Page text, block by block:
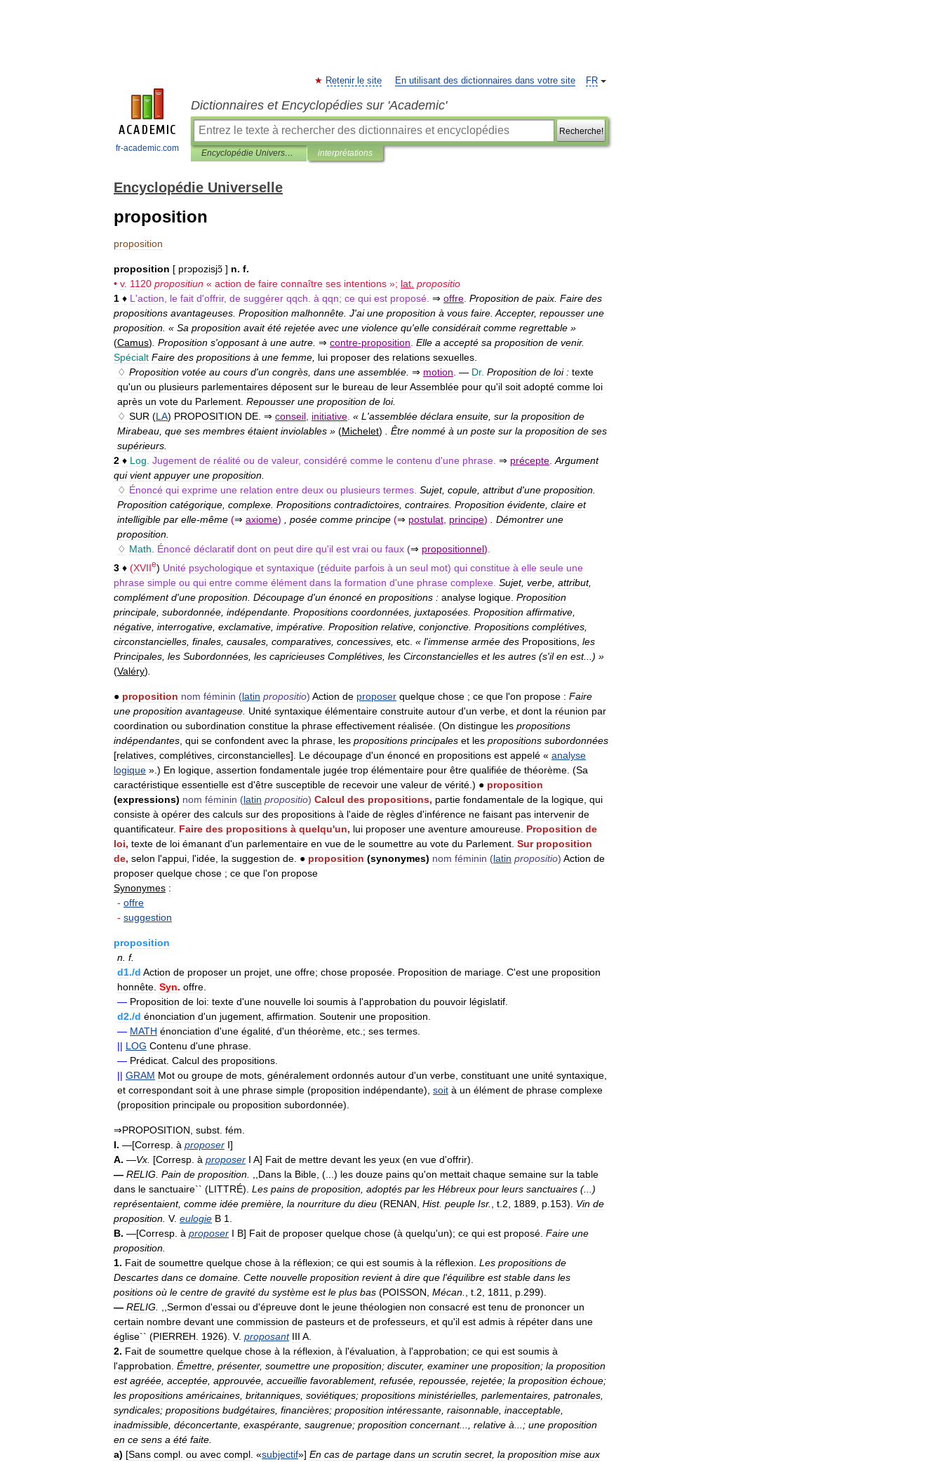
fr-academic.com
FR
Retenir le site En utilisant des dictionnaires dans votre site
Dictionnaires et Encyclopédies sur 'Academic'
Recherche!
Encyclopédie Universelle interprétations
Encyclopédie Universelle
proposition
proposition
proposition [ prɔpozisjɔ̃ ] n. f.
• v. 1120 propositiun « action de faire connaître ses intentions »; lat propositio
1 ♦ L 'action le fait d'offrir, de suggérer qqch à qqn; ce qui est proposé ⇒ offre Proposition de paix Faire des
propositions avantageuses Proposition malhonnête J'ai une proposition à vous faire Accepter, repousser une
proposition . « Sa proposition avait été rejetée avec une violence qu'elle considérait comme regrettable »
(Camus) Proposition s'opposant à une autre ⇒ contre-proposition Elle a accepté sa proposition de venir.
Spécialt Faire des propositions à une femme lui proposer des relations sexuelles
♢ Proposition votée au cours d'un congrès dans une assemblée ⇒ motion — Dr. Proposition de loi : texte
qu'un ou plusieurs parlementaires déposent sur le bureau de leurAssemblée pour qu'il soit adopté comme loi
après un vote du Parlement Repousser une proposition de loi.
♢ SUR (LA) PROPOSITION DE ⇒ conseil initiative « L 'assemblée déclara ensuite sur la proposition de
Mirabeau que ses membres étaient inviolables » (Michelet) Être nommé à un poste sur la proposition de ses
supérieurs
2 ♦ Log Jugement de réalité ou de valeur, considéré comme le contenu d'une phrase ⇒ précepte Argument
qui vient appuyer une proposition
♢ Énoncé qui exprime une relation entre deux ou plusieurs termes Sujet, copule attribut d'une proposition
Proposition catégorique complexe Propositions contradictoires contraires Proposition évidente claire et
intelligible par elle-même (⇒ axiome) posée comme principe (⇒ postulat principe) Démontrer une
proposition
♢ Math Énoncé déclaratif dont on peut dire qu'il est vrai ou faux (⇒ propositionnel)
3 ♦ (XVIIe) Unité psychologique et syntaxique (réduite parfois à un seul mot) qui constitue à elle seule une
phrase simple ou qui entre comme élément dans la formation d'une phrase complexe Sujet, verbe attribut,
complément d'une proposition Découpage d'un énoncé en propositions : analyse logique Proposition
principale subordonnée indépendante Propositions coordonnées juxtaposées Proposition affirmative
négative interrogative exclamative impérative Proposition relative conjonctive Propositions complétives
circonstancielles finales causales comparatives concessives etc « l'immense armée des Propositions les
Principales les Subordonnées les capricieuses Complétives les Circonstancielles et les autres (s'il en est...) »
(Valéry)
● proposition nom féminin (latin propositio) Action de proposer quelque chose ; ce que l'on propose : Faire
une proposition avantageuse Unité syntaxique élémentaire construite autour d'un verbe et dont la réunion par
coordination ou subordination constitue la phrase effectivement réalisée . (On distingue les propositions
indépendantes qui se confondent avec la phrase les propositions principales et les propositions subordonnées
[relatives complétives circonstancielles]. Le découpage d'un énoncé en propositions est appelé « analyse
logique ».) En logique assertion fondamentale jugée trop élémentaire pour être qualifiée de théorème . (Sa
caractéristique essentielle est d'être susceptible de recevoir une valeur de vérité .) ● proposition
(expressions) nom féminin (latin propositio) Calcul des propositions, partie fondamentale de la logique qui
consiste à opérer des calculs sur des propositions à l'aide de règles d'inférence ne faisant pas intervenir de
quantificateur. Faire des propositions à quelqu'un, lui proposer une aventure amoureuse Proposition de
loi, texte de loi émanant d'un parlementaire en vue de le soumettre au vote du Parlement Sur proposition
de, selon l'appui l'idée la suggestion de ● proposition (synonymes) nom féminin (latin propositio) Action de
proposer quelque chose ; ce que l'on propose
Synonymes :
- offre
- suggestion
proposition
n f.
d1./d Action de proposer un projet une offre; chose proposée Proposition de mariage C'est une proposition
honnête Syn. offre
— Proposition de loi: texte d'une nouvelle loi soumis à l'approbation du pouvoir législatif
d2./d énonciation d'un jugement affirmation Soutenir une proposition
— MATH énonciation d'une égalité d'un théorème etc .; ses termes
|| LOG Contenu d'une phrase
— Prédicat Calcul des propositions
|| GRAM Mot ou groupe de mots généralement ordonnés autour d'un verbe constituant une unité syntaxique
et correspondant soit à une phrase simple (proposition indépendante), soit à un élément de phrase complexe
(proposition principale ou proposition subordonnée).
⇒PROPOSITION subst fém
I. —[Corresp à proposer I]
A. —Vx [Corresp à proposer I A] Fait de mettre devant les yeux (en vue d'offrir).
— RELIG Pain de proposition Dans la Bible , (...) les douze pains qu'on mettait chaque semaine sur la table
dans le sanctuaire`` (LITTRÉ). Les pains de proposition adoptés par les Hébreux pour leurs sanctuaires (...)
représentaient, comme idée première la nourriture du dieu (RENAN Hist. peuple Isr. t 2 1889 p 153). Vin de
proposition V. eulogie B 1
B. —[Corresp à proposer I B] Fait de proposer quelque chose (à quelqu'un); ce qui est proposé Faire une
proposition
1. Fait de soumettre quelque chose à la réflexion; ce qui est soumis à la réflexion Les propositions de
Descartes dans ce domaine Cette nouvelle proposition revient à dire que l'équilibre est stable dans les
positions où le centre de gravité du système est le plus bas (POISSON Mécan t 2 1811 p 299).
— RELIG Sermon d'essai ou d'épreuve dont le jeune théologien non consacré est tenu de prononcer un
certain nombre devant une commission de pasteurs et de professeurs et qu'il est admis à répéter dans une
église`` (PIERREH 1926). V. proposant III A
2. Fait de soumettre quelque chose à la réflexion à l'évaluation à l'approbation; ce qui est soumis à
l'approbation Émettre présenter, soumettre une proposition; discuter, examiner une proposition; la proposition
est agréée acceptée approuvée accueillie favorablement, refusée repoussée rejetée; la proposition échoue;
les propositions américaines britanniques soviétiques; propositions ministérielles parlementaires patronales
syndicales; propositions budgétaires financières; proposition intéressante raisonnable inacceptable
inadmissible déconcertante exaspérante saugrenue; proposition concernant..., relative à ...; une proposition
en ce sens a été faite
a) [Sans compl ou avec compl . «subjectif»] En cas de partage dans un scrutin secret, la proposition mise aux